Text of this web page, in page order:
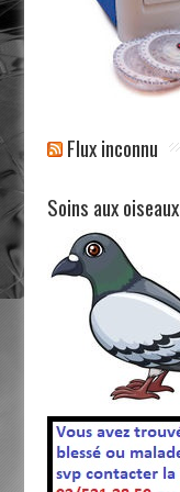
Flux inconnu
Soins aux oiseaux